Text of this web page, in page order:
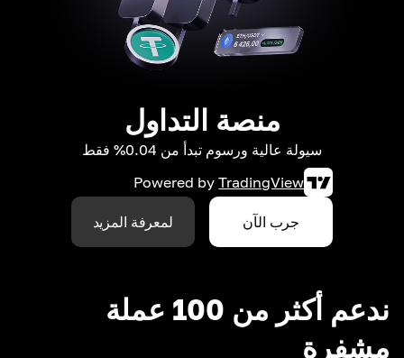
منصة التداول
سيولة عالية ورسوم تبدأ من 0.04% فقط
Powered by TradingView
جرب الآن لمعرفة المزيد
ندعم أكثر من 100 عملة
مشفرة